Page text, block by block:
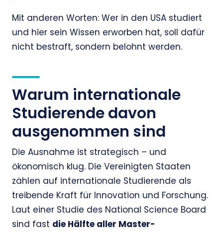
Mit anderen Worten: Wer in den USA studiert
und hier sein Wissen erworben hat, soll dafür
nicht bestraft, sondern belohnt werden.
Warum internationale
Studierende davon
ausgenommen sind
Die Ausnahme ist strategisch – und
ökonomisch klug. Die Vereinigten Staaten
zählen auf internationale Studierende als
treibende Kraft für Innovation und Forschung.
Laut einer Studie des National Science Board
sind fast die Hälfte aller Master-